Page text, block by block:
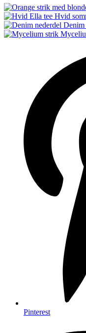
Hvid
Denim
Pinterest